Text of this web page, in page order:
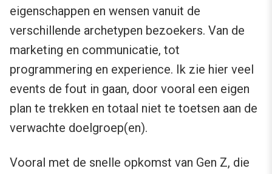
eigenschappen en wensen vanuit de
verschillende archetypen bezoekers. Van de
marketing en communicatie, tot
programmering en experience. Ik zie hier veel
events de fout in gaan, door vooral een eigen
plan te trekken en totaal niet te toetsen aan de
verwachte doelgroep(en).
Vooral met de snelle opkomst van Gen Z, die